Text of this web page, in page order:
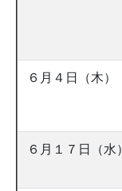
６月４日（木）
６月１７日（水）